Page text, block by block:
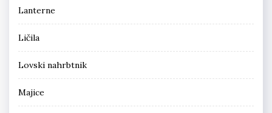
Lanterne
Ličila
Lovski nahrbtnik
Majice